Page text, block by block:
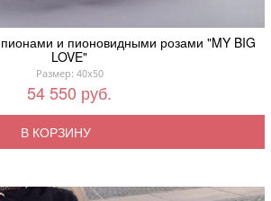
и пионовидными розами "MY BIG
LOVE"
Размер: 40x50
54 550 руб.
В КОРЗИНУ